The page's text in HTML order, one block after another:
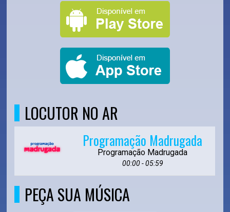
LOCUTOR NO AR
Programação Madrugada
Programação Madrugada
00:00 - 05:59
PEÇA SUA MÚSICA